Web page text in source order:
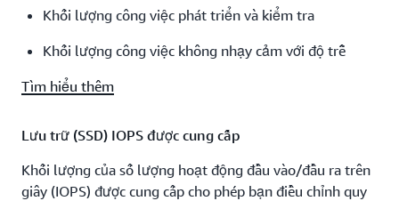
Khối lượng công việc phát triển và kiểm tra
Khối lượng công việc không nhạy cảm với độ trễ
Tìm hiểu thêm
Lưu trữ (SSD) IOPS được cung cấp
Khối lượng của số lượng hoạt động đầu vào/đầu ra trên
giây (IOPS) được cung cấp cho phép bạn điều chỉnh quy